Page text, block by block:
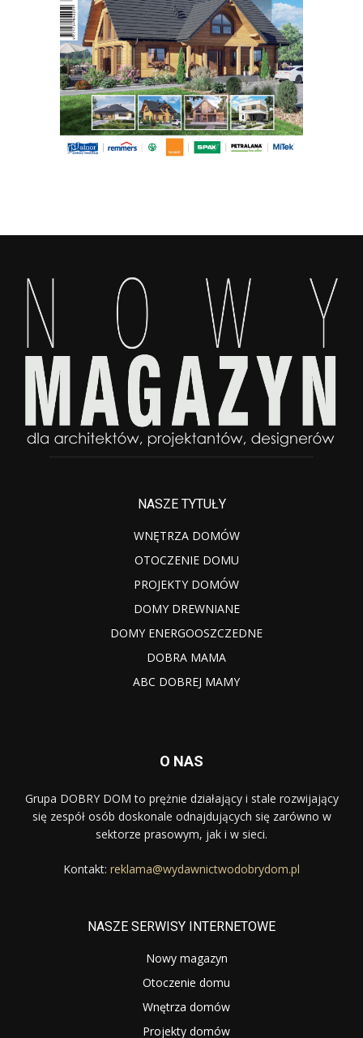
NASZE TYTUŁY
WNĘTRZA DOMÓW
OTOCZENIE DOMU
PROJEKTY DOMÓW
DOMY DREWNIANE
DOMY ENERGOOSZCZEDNE
DOBRA MAMA
ABC DOBREJ MAMY
O NAS
Grupa DOBRY DOM to prężnie działający i stale rozwijający
się zespół osób doskonale odnajdujących się zarówno w
sektorze prasowym, jak i w sieci.
Kontakt: reklama@wydawnictwodobrydom.pl
NASZE SERWISY INTERNETOWE
Nowy magazyn
Otoczenie domu
Wnętrza domów
Projekty domów